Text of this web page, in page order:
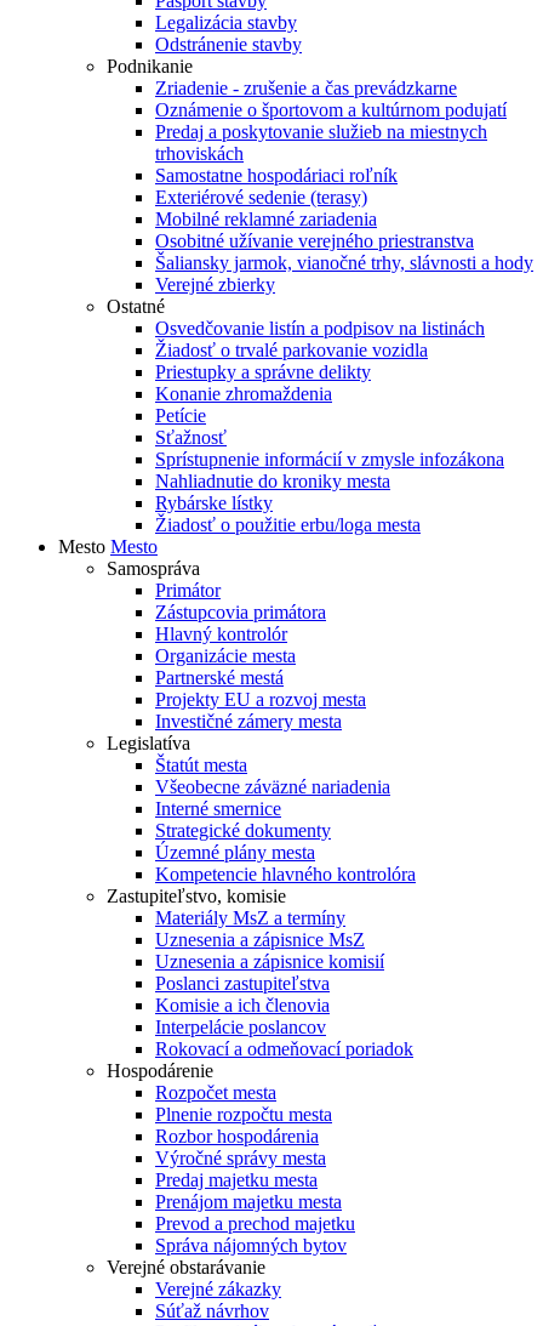
Legalizácia stavby
Odstránenie stavby
Podnikanie
Zriadenie - zrušenie a čas prevádzkarne
Oznámenie o športovom a kultúrnom podujatí
Predaj a poskytovanie služieb na miestnych
trhoviskách
Samostatne hospodáriaci roľník
Exteriérové sedenie (terasy)
Mobilné reklamné zariadenia
Osobitné užívanie verejného priestranstva
Šaliansky jarmok, vianočné trhy, slávnosti a hody
Verejné zbierky
Ostatné
Osvedčovanie listín a podpisov na listinách
Žiadosť o trvalé parkovanie vozidla
Priestupky a správne delikty
Konanie zhromaždenia
Petície
Sťažnosť
Sprístupnenie informácií v zmysle infozákona
Nahliadnutie do kroniky mesta
Rybárske lístky
Žiadosť o použitie erbu/loga mesta
Mesto Mesto
Samospráva
Primátor
Zástupcovia primátora
Hlavný kontrolór
Organizácie mesta
Partnerské mestá
Projekty EU a rozvoj mesta
Investičné zámery mesta
Legislatíva
Štatút mesta
Všeobecne záväzné nariadenia
Interné smernice
Strategické dokumenty
Územné plány mesta
Kompetencie hlavného kontrolóra
Zastupiteľstvo, komisie
Materiály MsZ a termíny
Uznesenia a zápisnice MsZ
Uznesenia a zápisnice komisií
Poslanci zastupiteľstva
Komisie a ich členovia
Interpelácie poslancov
Rokovací a odmeňovací poriadok
Hospodárenie
Rozpočet mesta
Plnenie rozpočtu mesta
Rozbor hospodárenia
Výročné správy mesta
Predaj majetku mesta
Prenájom majetku mesta
Prevod a prechod majetku
Správa nájomných bytov
Verejné obstarávanie
Verejné zákazky
Súťaž návrhov